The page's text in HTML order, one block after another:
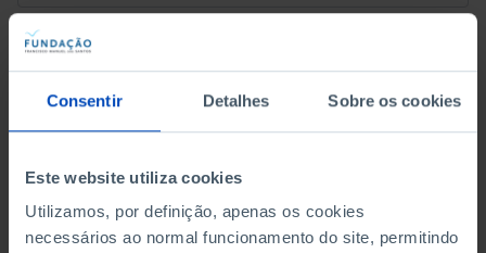
Consentir Detalhes Sobre os cookies
Este website utiliza cookies
Utilizamos, por definição, apenas os cookies
necessários ao normal funcionamento do site, permitindo
DATA DE INÍCIO
DATA DE FIM